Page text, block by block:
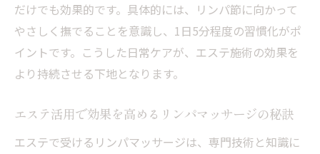
だけでも効果的です。具体的には、リンパ節に向かって
やさしく撫でることを意識し、1日5分程度の習慣化がポ
イントです。こうした日常ケアが、エステ施術の効果を
より持続させる下地となります。
エステ活用で効果を高めるリンパマッサージの秘訣
エステで受けるリンパマッサージは、専門技術と知識に